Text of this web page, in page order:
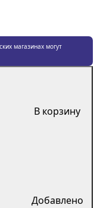
магазинах могут
В корзину
Добавлено